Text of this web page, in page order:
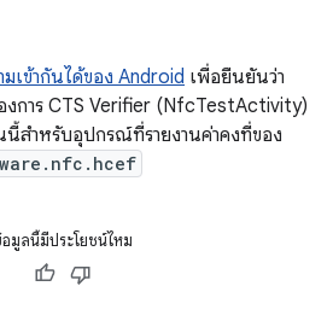
เข้ากันได้ของ Android เพื่อยืนยันว่า
งการ CTS Verifier (NfcTestActivity)
นี้สำหรับอุปกรณ์ที่รายงานค่าคงที่ของ
มูลนี้มีประโยชน์ไหม